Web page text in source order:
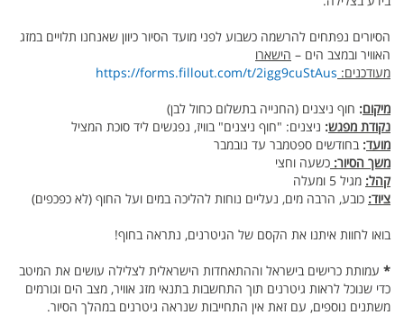
הסיורים נפתחים להרשמה כשבוע לפני מועד הסיור כיוון שאנחנו תלויים במזג
האוויר ובמצב הים – הישארו
מעודכנים: https://forms.fillout.com/t/2igg9cuStAus
מיקום: חוף ניצנים (החנייה בתשלום כחול לבן)
נקודת מפגש: ניצנים: "חוף ניצנים" בוויז, נפגשים ליד סוכת המציל
מועד:בחודשים ספטמבר עד נובמבר
משך הסיור: כשעה וחצי
קהל: מגיל 5 ומעלה
ציוד: כובע, הרבה מים, נעליים נוחות להליכה במים ועל החוף (לא כפכפים)
בואו לחוות איתנו את הקסם של הגיטרנים, נתראה בחוף!
* עמותת כרישים בישראל וההתאחדות הישראלית לצלילה עושים את המיטב
כדי שנוכל לראות גיטרנים תוך התחשבות בתנאי מזג אוויר, מצב הים וגורמים
משתנים נוספים, עם זאת אין התחייבות שנראה גיטרנים במהלך הסיור.